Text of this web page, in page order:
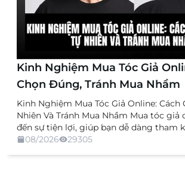
Kinh Nghiệm Mua Tóc Giả
Chọn Đúng, Tránh Mua Nhầm
Kinh Nghiệm Mua Tóc Giả Online: Cách
Nhiên Và Tránh Mua Nhầm Mua tóc giả
đến sự tiện lợi, giúp bạn dễ dàng tham
dáng, chất liệu và mức giá mà không
08/2026 29305